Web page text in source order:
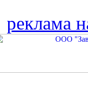
реклама